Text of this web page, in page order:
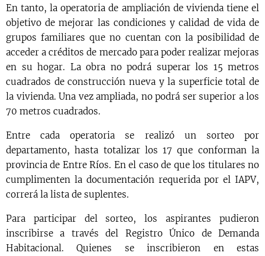
En tanto, la operatoria de ampliación de vivienda tiene el
objetivo de mejorar las condiciones y calidad de vida de
grupos familiares que no cuentan con la posibilidad de
acceder a créditos de mercado para poder realizar mejoras
en su hogar. La obra no podrá superar los 15 metros
cuadrados de construcción nueva y la superficie total de
la vivienda. Una vez ampliada, no podrá ser superior a los
70 metros cuadrados.
Entre cada operatoria se realizó un sorteo por
departamento, hasta totalizar los 17 que conforman la
provincia de Entre Ríos. En el caso de que los titulares no
cumplimenten la documentación requerida por el IAPV,
correrá la lista de suplentes.
Para participar del sorteo, los aspirantes pudieron
inscribirse a través del Registro Único de Demanda
Habitacional. Quienes se inscribieron en estas